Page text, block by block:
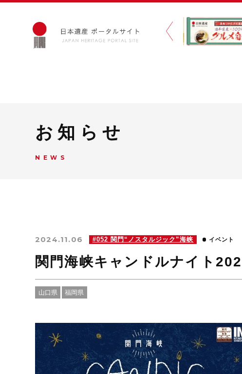
お知らせ
NEWS
2024.11.06 #052 関門“ノスタルジック”海峡 イベント
関門海峡キャンドルナイト
山口県 福岡県